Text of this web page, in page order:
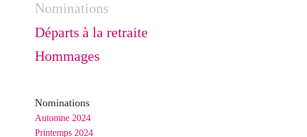
Nominations
Départs à la retraite
Hommages
Nominations
Automne 2024
Printemps 2024